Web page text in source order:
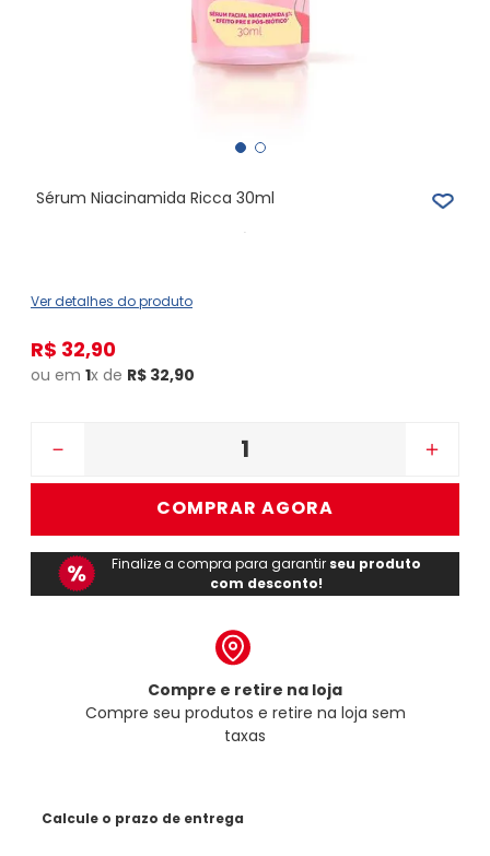
Sérum Niacinamida Ricca 30ml
Ver detalhes do produto
R$ 32,90
ou em 1x de R$ 32,90
＋
－
COMPRAR AGORA
Finalize a compra para garantir seu produto
com desconto!
Compre e retire na loja
Compre seu produtos e retire na loja sem
taxas